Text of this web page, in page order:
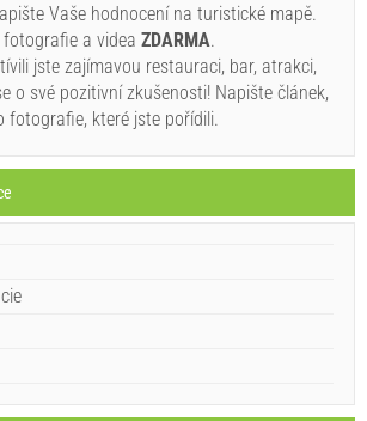
si okamžitě a budete mít další otázky, prosím
„Poslat poptávku“.
Vaše hodnocení na turistické mapě.
a videa ZDARMA.
jste zajímavou restauraci, bar, atrakci,
o své pozitivní zkušenosti! Napište článek,
fotografie, které jste pořídili.